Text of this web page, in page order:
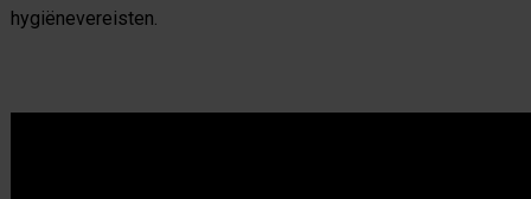
hygiënevereisten.